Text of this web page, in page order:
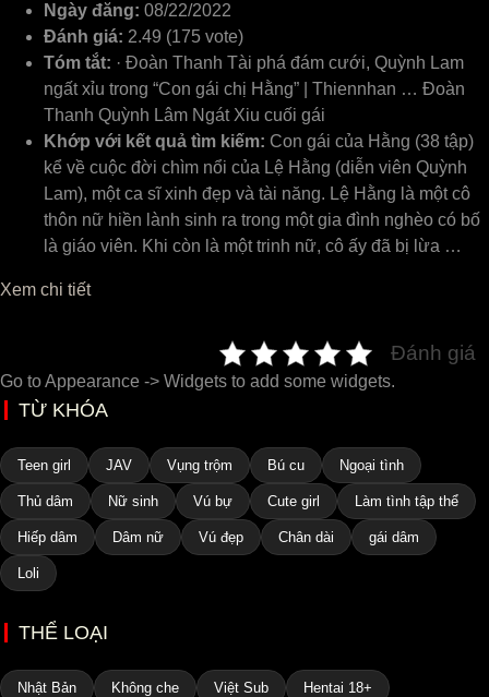
Ngày đăng: 08/22/2022
Đánh giá: 2.49 (175 vote)
Tóm tắt: · Đoàn Thanh Tài phá đám cưới, Quỳnh Lam
ngất xỉu trong “Con gái chị Hằng” | Thiennhan … Đoàn
Thanh Quỳnh Lâm Ngát Xiu cuối gái
Khớp với kết quả tìm kiếm: Con gái của Hằng (38 tập)
kể về cuộc đời chìm nổi của Lệ Hằng (diễn viên Quỳnh
Lam), một ca sĩ xinh đẹp và tài năng. Lệ Hằng là một cô
thôn nữ hiền lành sinh ra trong một gia đình nghèo có bố
là giáo viên. Khi còn là một trinh nữ, cô ấy đã bị lừa …
Xem chi tiết
Đánh giá
Go to Appearance -> Widgets to add some widgets.
TỪ KHÓA
Teen girl JAV Vụng trộm Bú cu Ngoại tình
Thủ dâm Nữ sinh Vú bự Cute girl Làm tình tập thể
Hiếp dâm Dâm nữ Vú đẹp Chân dài gái dâm
Loli
THỂ LOẠI
Nhật Bản Không che Việt Sub Hentai 18+